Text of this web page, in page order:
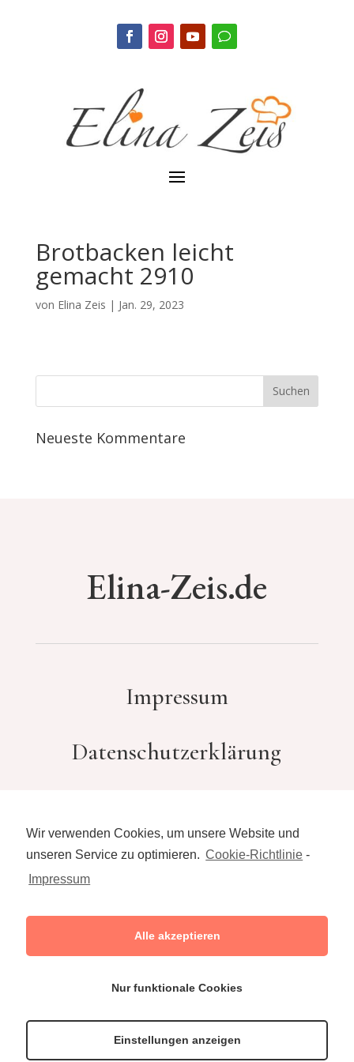
Wir verwenden Cookies, um unsere Website und
unseren Service zu optimieren. Cookie-Richtlinie -
Impressum
Alle akzeptieren
Nur funktionale Cookies
Einstellungen anzeigen
Brotbacken leicht
gemacht 2910
von Elina Zeis | Jan. 29, 2023
Neueste Kommentare
Elina-Zeis.de
Impressum
Datenschutzerklärung
hallo@elina-zeis.de
©Elina Zeis